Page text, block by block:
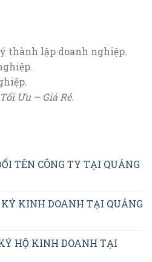
thành lập doanh nghiệp.
Ưu – Giá Rẻ.
TÊN CÔNG TY TẠI QUẢNG
KINH DOANH TẠI QUẢNG
HỘ KINH DOANH TẠI